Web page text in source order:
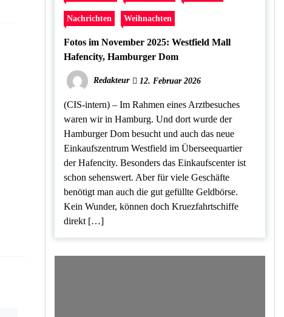
Nachrichten Weihnachten
Fotos im November 2025: Westfield Mall
Hafencity, Hamburger Dom
Redakteur 12. Februar 2026
(CIS-intern) – Im Rahmen eines Arztbesuches
waren wir in Hamburg. Und dort wurde der
Hamburger Dom besucht und auch das neue
Einkaufszentrum Westfield im Überseequartier
der Hafencity. Besonders das Einkaufscenter ist
schon sehenswert. Aber für viele Geschäfte
benötigt man auch die gut gefüllte Geldbörse.
Kein Wunder, können doch Kruezfahrtschiffe
direkt […]